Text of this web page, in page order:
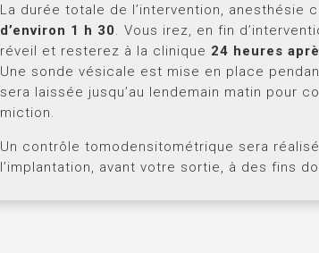
La durée totale de l’intervention, anesthésie
d’environ 1 h 30. Vous irez, en fin
réveil et resterez à la clinique 24 heures
Une sonde vésicale est mise en place
sera laissée jusqu’au lendemain matin pour
miction.
Un contrôle tomodensitométrique sera
l’implantation, avant votre sortie, à des fins